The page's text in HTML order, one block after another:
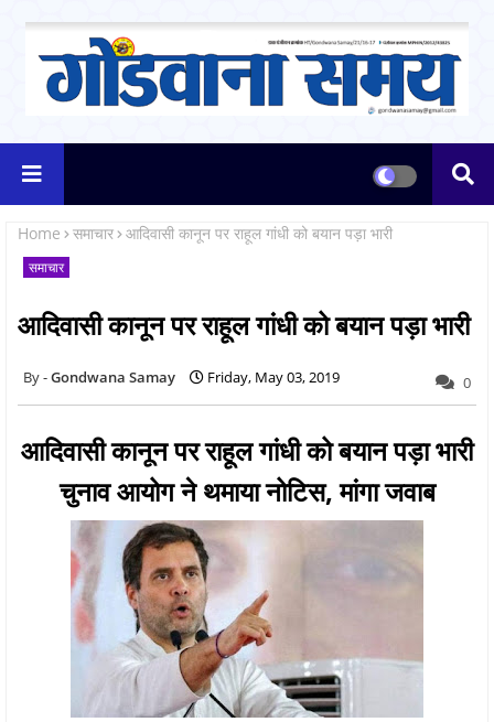
Home समाचार आदिवासी कानून पर राहूल गांधी को बयान पड़ा भारी
समाचार
आदिवासी कानून पर राहूल गांधी को बयान पड़ा भारी
Gondwana Samay Friday, May 03, 2019 0
आदिवासी कानून पर राहूल गांधी को बयान पड़ा भारी
चुनाव आयोग ने थमाया नोटिस, मांगा जवाब